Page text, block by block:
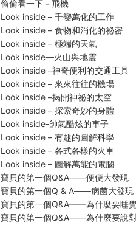
偷偷看一下－飛機
Look inside – 千變萬化的工作
Look inside – 食物和消化的祕密
Look inside – 極端的天氣
Look inside—火山與地震
Look inside –神奇便利的交通工具
Look inside – 來來往往的機場
Look inside –揭開神祕的太空
Look inside – 探索奇妙的身體
Look inside-帥氣酷炫的車子
Look inside – 有趣的圖解科學
Look inside – 各式各樣的火車
Look inside – 圖解萬能的電腦
寶貝的第一個Q&A――便便大發現
寶貝的第一個Q & A――病菌大發現
寶貝的第一個Q&A——為什麼要睡
寶貝的第一個Q&A――為什麼要說